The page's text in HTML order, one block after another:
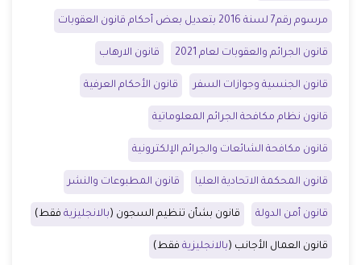
مرسوم رقم7 لسنة 2016 بتعديل بعض أحكام قانون العقوبات
قانون الجرائم والعقوبات لعام 2021 قانون الارهاب
قانون الجنسية وجوازات السفر قانون الأحكام العرفية
قانون نظام مكافحة الجرائم المعلوماتية
قانون مكافحة الشائعات والجرائم الإلكترونية
قانون المحكمة الاتحادية العليا قانون المطبوعات والنشر
قانون أمن الدولة قانون بشأن تنظيم السجون (بالانجليزية فقط)
قانون العمال الأجانب (بالانجليزية فقط)